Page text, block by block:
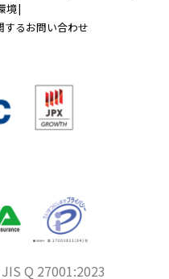
境
するお問い合わせ
Q 27001:2023